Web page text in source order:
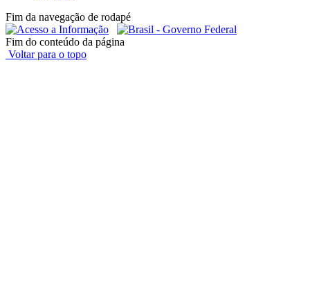
Fim da navegação de rodapé
Fim do conteúdo da página
Voltar para o topo